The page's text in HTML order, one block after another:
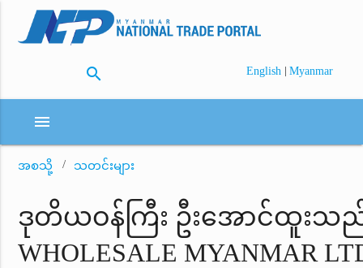
search English | Myanmar
menu
အစသို့ သတင်းများ
ဒုတိယဝန်ကြီး ဦးအောင်ထူးသည်
WHOLESALE MYANMAR